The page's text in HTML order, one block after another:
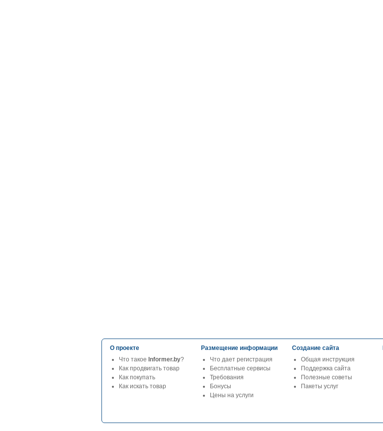
О проекте
Что такое Informer.by?
Как продвигать товар
Как покупать
Как искать товар
Размещение информации
Что дает регистрация
Бесплатные сервисы
Требования
Бонусы
Цены на услуги
Создание сайта
Общая инструкция
Поддержка сайта
Полезные советы
Пакеты услуг